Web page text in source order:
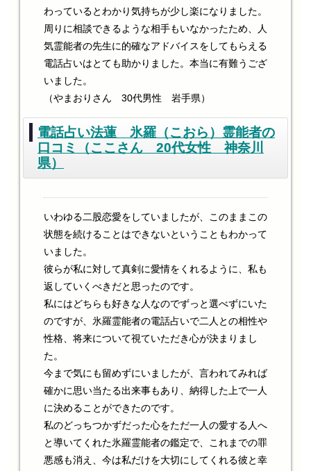
わっているとわかり気持ちが少し楽になりました。
周りに相談できるような相手もいなかったため、人
気霊能者の先生に的確なアドバイスをしてもらえる
電話占いはとても助かりました。本当に有難うござ
いました。
（やまおりさん 30代男性 岩手県）
電話占い法蓮 氷羅（こおら）霊能者の
口コミ（ここさん 20代女性 神奈川
県）
いわゆる二股恋愛をしていましたが、このままこの
状態を続けることはできないということもわかって
いました。
彼らが私に対して真剣に愛情をくれるように、私も
返していくべきだと思ったのです。
私にはどちらも好きな人なのでずっと選べずにいた
のですが、氷羅霊能者の電話占いで二人との相性や
性格、将来について視ていただき心が決まりまし
た。
今まで気にも留めずにいましたが、言われてみれば
確かに思い当たる出来事もあり、納得した上で一人
に決めることができたのです。
私のどっちつかずだった心をただ一人の愛する人へ
と導いてくれた氷羅霊能者の鑑定で、これまでの罪
悪感も消え、今は私だけを大切にしてくれる彼と幸